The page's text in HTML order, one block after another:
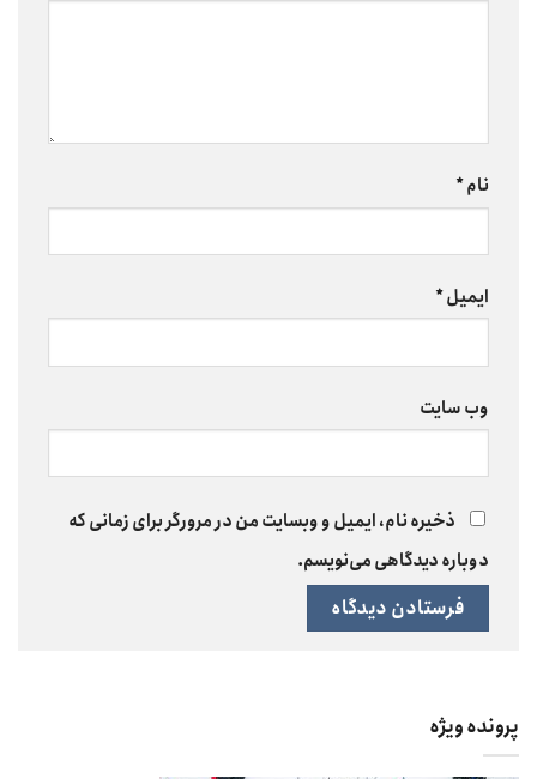
نام*
ایمیل*
وب‌ سایت
ذخیره نام، ایمیل و وبسایت من در مرورگر برای زمانی که
دوباره دیدگاهی می‌نویسم.
پرونده ویژه